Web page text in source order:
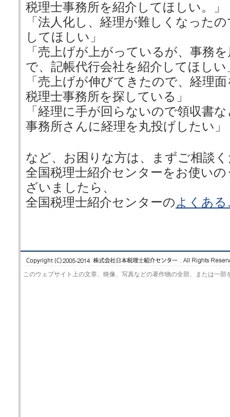
税理士事務所を紹介してほしい。」
「法人化し、経理が難しくなった
してほしい」
「売上げが上がっているが、事務
で、記帳代行会社を紹介してほしい
「売上げが伸びてきたので、経理
税理士事務所を探している」
「経理に手が回らないので領収書
事務所さんに経理を丸投げしたい」
など、お困りな方は、まずご相談
全国税理士紹介センターをお使い
ざいましたら、
全国税理士紹介センターのよくあ
このウェブサイト上の文章、映像、写真などの著作物の全部、または一